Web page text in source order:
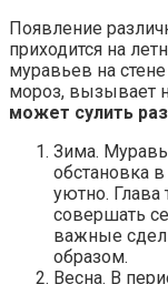
Появление
приходится на
муравьев на
мороз, вызывает
может сулить
Зима.
обстановка
уютно. Глава
совершать
важные
образом.
Весна. В